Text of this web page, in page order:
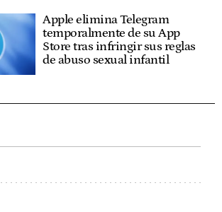
Apple elimina Telegram
temporalmente de su App
Store tras infringir sus reglas
de abuso sexual infantil